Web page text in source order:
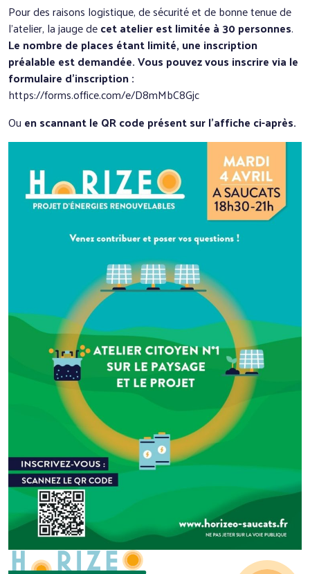
Pour des raisons logistique, de sécurité et de bonne tenue de
l’atelier, la jauge decet atelier est limitée à 30 personnes.
Le nombre de places étant limité, une inscription
préalable est demandée. Vous pouvez vous inscrire via le
formulaire d’inscription :
https://forms.office.com/e/D8mMbC8Gjc
Ou en scannant le QR code présent sur l’affiche ci-après.